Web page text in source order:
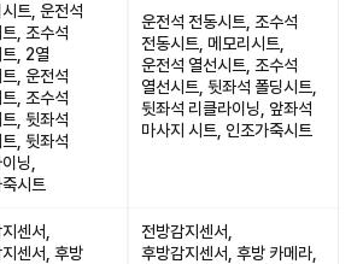
트, 운전석
, 조수석
, 2열
, 운전석
, 조수석
, 뒷좌석
, 뒷좌석
닝,
시트
운전석 전동시트, 조수석
전동시트, 메모리시트,
운전석 열선시트, 조수석
열선시트, 뒷좌석 폴딩시트,
뒷좌석 리클라이닝, 앞좌석
마사지 시트, 인조가죽시트
센서,
센서, 후방
전방감지센서,
후방감지센서, 후방 카메라,